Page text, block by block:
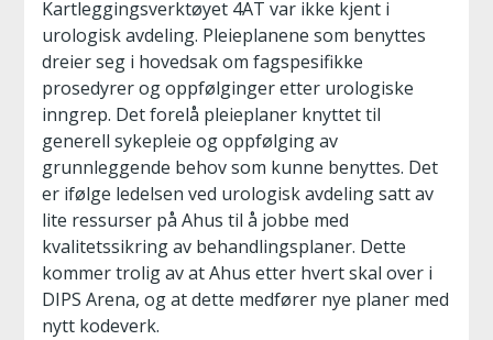
Kartleggingsverktøyet 4AT var ikke kjent i
urologisk avdeling. Pleieplanene som benyttes
dreier seg i hovedsak om fagspesifikke
prosedyrer og oppfølginger etter urologiske
inngrep. Det forelå pleieplaner knyttet til
generell sykepleie og oppfølging av
grunnleggende behov som kunne benyttes. Det
er ifølge ledelsen ved urologisk avdeling satt av
lite ressurser på Ahus til å jobbe med
kvalitetssikring av behandlingsplaner. Dette
kommer trolig av at Ahus etter hvert skal over i
DIPS Arena, og at dette medfører nye planer med
nytt kodeverk.